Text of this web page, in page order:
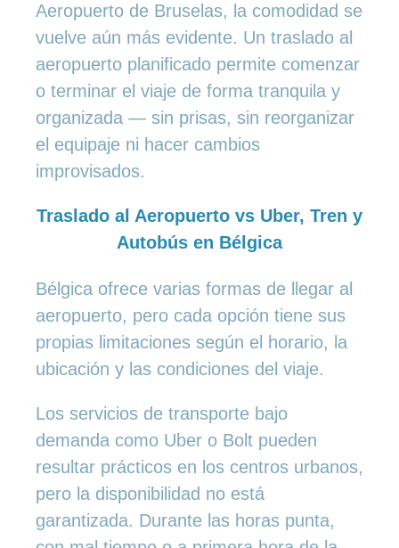
Aeropuerto de Bruselas, la comodidad se
vuelve aún más evidente. Un traslado al
aeropuerto planificado permite comenzar
o terminar el viaje de forma tranquila y
organizada — sin prisas, sin reorganizar
el equipaje ni hacer cambios
improvisados.
Traslado al Aeropuerto vs Uber, Tren y
Autobús en Bélgica
Bélgica ofrece varias formas de llegar al
aeropuerto, pero cada opción tiene sus
propias limitaciones según el horario, la
ubicación y las condiciones del viaje.
Los servicios de transporte bajo
demanda como Uber o Bolt pueden
resultar prácticos en los centros urbanos,
pero la disponibilidad no está
garantizada. Durante las horas punta,